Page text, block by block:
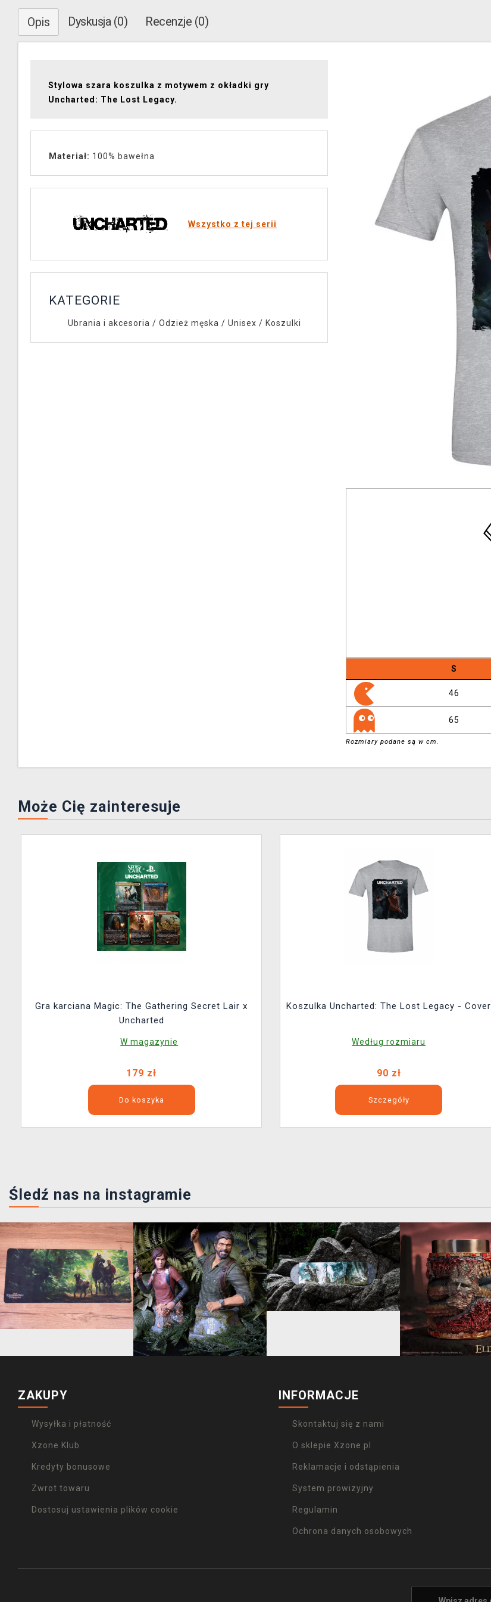
Opis Dyskusja (0) Recenzje (0)
Stylowa szara koszulka z motywem z okładki gry
Uncharted: The Lost Legacy.
Materiał: 100% bawełna
Wszystko z tej serii
KATEGORIE
Ubrania i akcesoria / Odzież męska / Unisex / Koszulki
S
46
65
Rozmiary podane są w cm.
Może Cię zainteresuje
Gra karciana Magic: The Gathering Secret Lair x
Uncharted
W magazynie
179 zł
Do koszyka
Koszulka Uncharted: The Lost Legacy - Cover
Według rozmiaru
90 zł
Szczegóły
Śledź nas na instagramie
ZAKUPY
Wysyłka i płatność
Xzone Klub
Kredyty bonusowe
Zwrot towaru
Dostosuj ustawienia plików cookie
INFORMACJE
Skontaktuj się z nami
O sklepie Xzone.pl
Reklamacje i odstąpienia
System prowizyjny
Regulamin
Ochrona danych osobowych